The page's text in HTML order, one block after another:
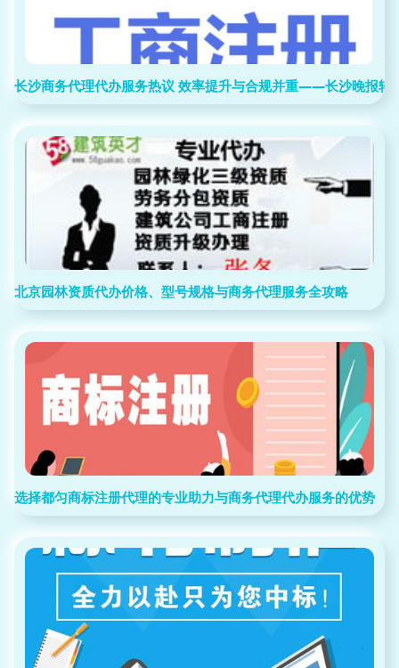
长沙商务代理代办服务热议 效率提升与合规并重——长沙晚报转
北京园林资质代办价格、型号规格与商务代理服务全攻略
选择都匀商标注册代理的专业助力与商务代理代办服务的优势